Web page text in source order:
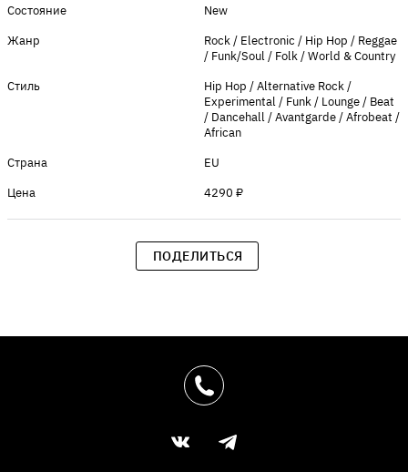
Состояние
New
Жанр
Rock / Electronic / Hip Hop / Reggae
/ Funk/Soul / Folk / World & Country
Стиль
Hip Hop / Alternative Rock /
Experimental / Funk / Lounge / Beat
/ Dancehall / Avantgarde / Afrobeat /
African
Страна
EU
Цена
4290 ₽
ПОДЕЛИТЬСЯ